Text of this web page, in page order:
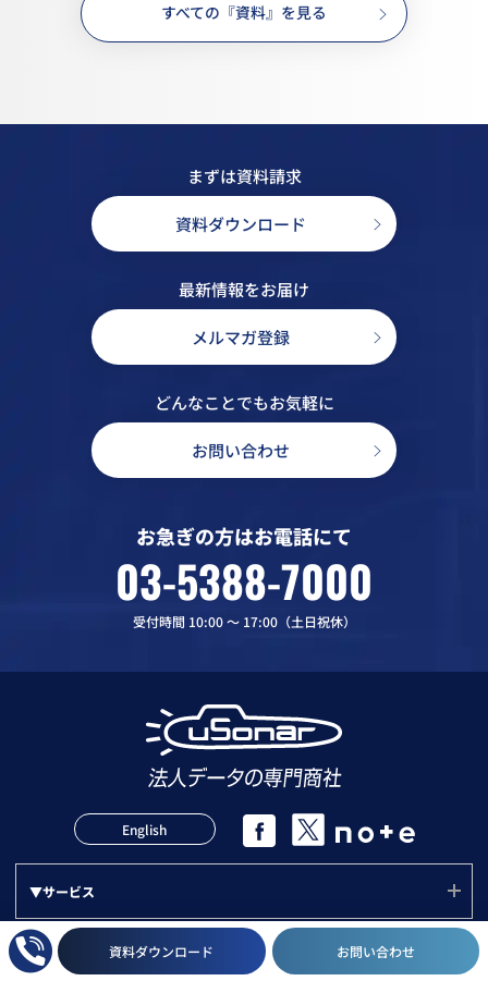
すべての『資料』を見る
まずは資料請求
資料ダウンロード
最新情報をお届け
メルマガ登録
どんなことでもお気軽に
お問い合わせ
お急ぎの方はお電話にて
03-5388-7000
受付時間 10:00 〜 17:00（土日祝休）
English
▼サービス
サービス(ユーソナー)
▼活用方法
資料ダウンロード お問い合わせ